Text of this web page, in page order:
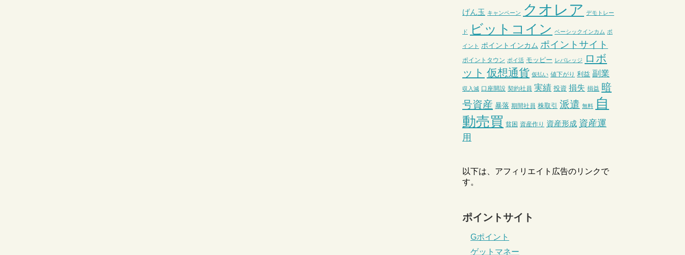
げん玉 キャンペーン クオレア デモトレー
ド ビットコイン ベーシックインカム ポ
イント ポイントインカム ポイントサイト
ポイントタウン ポイ活 モッピー レバレッジ
ロボ
ット 仮想通貨 仮払い 値下がり 利益 副業
収入減 口座開設 契約社員 実績 投資 損失 損益 暗
号資産 暴落 期間社員 株取引 派遣 無料 自
動売買 貧困 資産作り 資産形成 資産運
用
以下は、アフィリエイト広告のリンクで
す。
ポイントサイト
Gポイント
ゲットマネー